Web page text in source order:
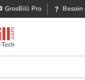
GrosBill Pro Besoin